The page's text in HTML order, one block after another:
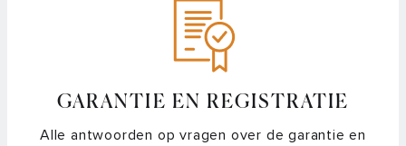
GARANTIE EN REGISTRATIE
Alle antwoorden op vragen over de garantie en